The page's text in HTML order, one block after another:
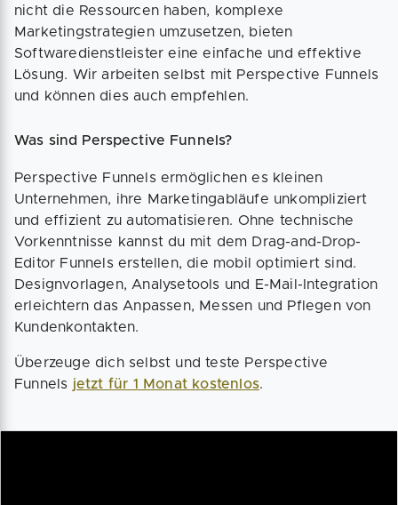
nicht die Ressourcen haben, komplexe
Marketingstrategien umzusetzen, bieten
Softwaredienstleister eine einfache und effektive
Lösung. Wir arbeiten selbst mit Perspective Funnels
und können dies auch empfehlen.
Was sind Perspective Funnels?
Perspective Funnels ermöglichen es kleinen
Unternehmen, ihre Marketingabläufe unkompliziert
und effizient zu automatisieren. Ohne technische
Vorkenntnisse kannst du mit dem Drag-and-Drop-
Editor Funnels erstellen, die mobil optimiert sind.
Designvorlagen, Analysetools und E-Mail-Integration
erleichtern das Anpassen, Messen und Pflegen von
Kundenkontakten.
Überzeuge dich selbst und teste Perspective
Funnels jetzt für 1 Monat kostenlos.